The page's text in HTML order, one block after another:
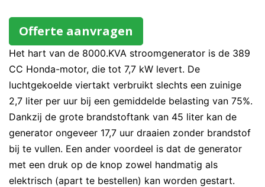
Offerte aanvragen
Het hart van de 8000.KVA stroomgenerator is de 389
CC Honda-motor, die tot 7,7 kW levert. De
luchtgekoelde viertakt verbruikt slechts een zuinige
2,7 liter per uur bij een gemiddelde belasting van 75%.
Dankzij de grote brandstoftank van 45 liter kan de
generator ongeveer 17,7 uur draaien zonder brandstof
bij te vullen. Een ander voordeel is dat de generator
met een druk op de knop zowel handmatig als
elektrisch (apart te bestellen) kan worden gestart.